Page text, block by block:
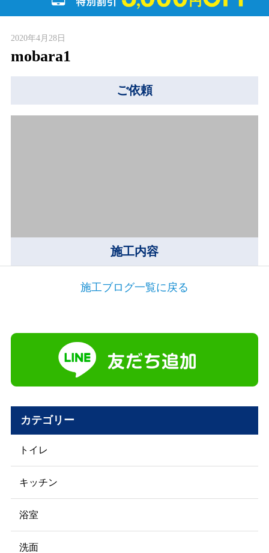
2020年4月28日
mobara1
ご依頼
施工内容
施工ブログ一覧に戻る
カテゴリー
トイレ
キッチン
浴室
洗面